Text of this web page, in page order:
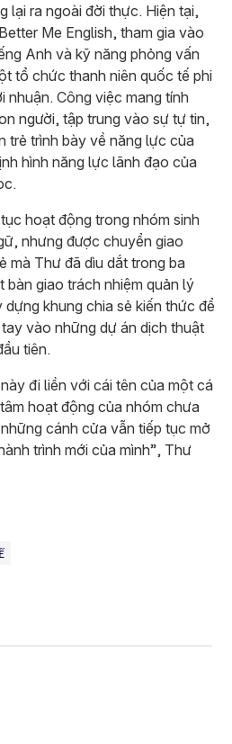
lại ra ngoài đời thực. Hiện tại,
Me English, tham gia vào
Anh và kỹ năng phỏng vấn
tổ chức thanh niên quốc tế phi
nhuận. Công việc mang tính
người, tập trung vào sự tự tin,
trẻ trình bày về năng lực của
hình năng lực lãnh đạo của
hoạt động trong nhóm sinh
nhưng được chuyển giao
mà Thư đã dìu dắt trong ba
bàn giao trách nhiệm quản lý
khung chia sẻ kiến thức để
vào những dự án dịch thuật
tiên.
đi liền với cái tên của một cá
hoạt động của nhóm chưa
cánh cửa vẫn tiếp tục mở
trình mới của mình”, Thư